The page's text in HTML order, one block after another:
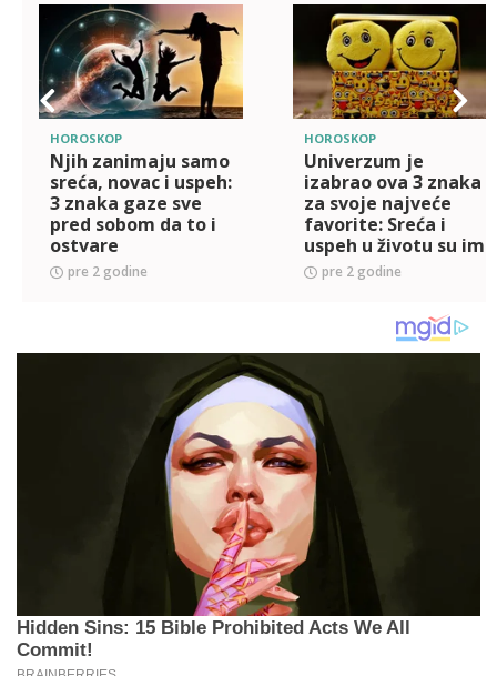
HOROSKOP
Njih zanimaju samo
sreća, novac i uspeh:
3 znaka gaze sve
pred sobom da to i
ostvare
pre 2 godine
HOROSKOP
Univerzum je
izabrao ova 3 znaka
za svoje najveće
favorite: Sreća i
uspeh u životu su im
zagarantovani
pre 2 godine